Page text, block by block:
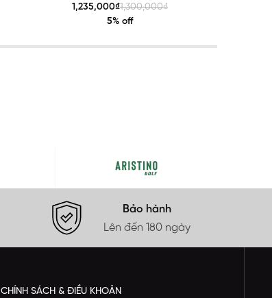
ATR203S0H2
1,235,000₫1,300,000₫
5% off
Bảo hành
Lên đến 180 ngày
CHÍNH SÁCH & ĐIỀU KHOẢN